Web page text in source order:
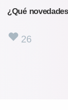
¿Qué
26